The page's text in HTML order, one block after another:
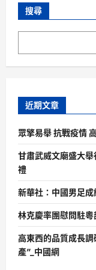
搜尋
近期文章
眾擎易舉 抗戰疫情
甘肅武威文廟盛大
禮
新華社：中國男足
林克慶率團慰問駐
高東西的品質成長
產”_中國網